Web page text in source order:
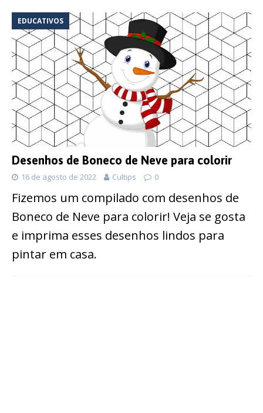
EDUCATIVOS
Desenhos de Boneco de Neve para colorir
16 de agosto de 2022 Cultips 0
Fizemos um compilado com desenhos de
Boneco de Neve para colorir! Veja se gosta
e imprima esses desenhos lindos para
pintar em casa.